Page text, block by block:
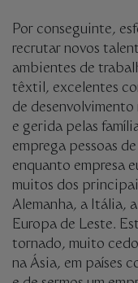
Por conseguinte,
recrutar novos
ambientes de
têxtil, excelentes
de desenvolvimento
e gerida pelas
emprega pessoas
enquanto empresa
muitos dos
Alemanha, a Itália,
Europa de Leste.
tornado, muito
na Ásia, em países